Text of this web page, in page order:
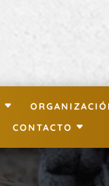
CONTACTO